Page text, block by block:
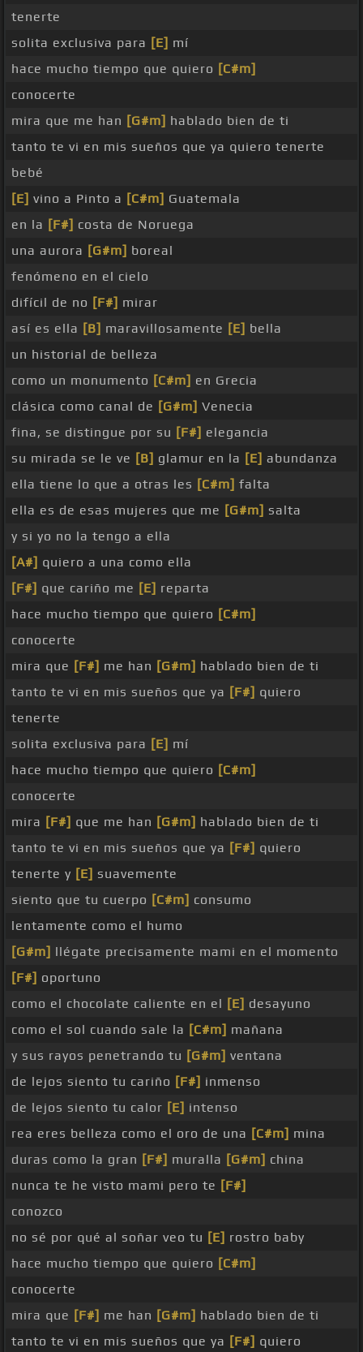
tenerte
solita exclusiva para [E] mí
hace mucho tiempo que quiero [C#m]
conocerte
mira que me han [G#m] hablado bien de ti
tanto te vi en mis sueños que ya quiero tenerte
bebé
[E] vino a Pinto a [C#m] Guatemala
en la [F#] costa de Noruega
una aurora [G#m] boreal
fenómeno en el cielo
difícil de no [F#] mirar
así es ella [B] maravillosamente [E] bella
un historial de belleza
como un monumento [C#m] en Grecia
clásica como canal de [G#m] Venecia
fina, se distingue por su [F#] elegancia
su mirada se le ve [B] glamur en la [E] abundanza
ella tiene lo que a otras les [C#m] falta
ella es de esas mujeres que me [G#m] salta
y si yo no la tengo a ella
[A#] quiero a una como ella
[F#] que cariño me [E] reparta
hace mucho tiempo que quiero [C#m]
conocerte
mira que [F#] me han [G#m] hablado bien de ti
tanto te vi en mis sueños que ya [F#] quiero
tenerte
solita exclusiva para [E] mí
hace mucho tiempo que quiero [C#m]
conocerte
mira [F#] que me han [G#m] hablado bien de ti
tanto te vi en mis sueños que ya [F#] quiero
tenerte y [E] suavemente
siento que tu cuerpo [C#m] consumo
lentamente como el humo
[G#m] llégate precisamente mami en el momento
[F#] oportuno
como el chocolate caliente en el [E] desayuno
como el sol cuando sale la [C#m] mañana
y sus rayos penetrando tu [G#m] ventana
de lejos siento tu cariño [F#] inmenso
de lejos siento tu calor [E] intenso
rea eres belleza como el oro de una [C#m] mina
duras como la gran [F#] muralla [G#m] china
nunca te he visto mami pero te [F#]
conozco
no sé por qué al soñar veo tu [E] rostro baby
hace mucho tiempo que quiero [C#m]
conocerte
mira que [F#] me han [G#m] hablado bien de ti
tanto te vi en mis sueños que ya [F#] quiero